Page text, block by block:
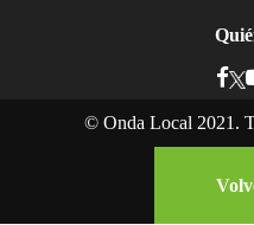
© Onda Local 2021.
Ser mujer y negra en
reconocimiento de sus